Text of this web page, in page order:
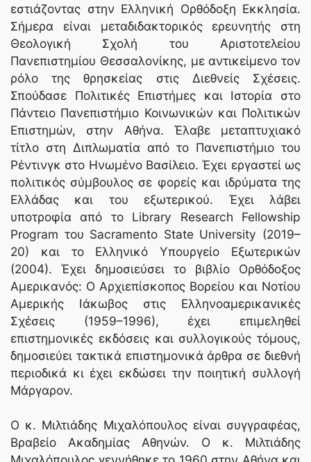
εστιάζοντας στην Ελληνική Ορθόδοξη Εκκλησία.
Σήμερα είναι μεταδιδακτορικός ερευνητής στη
Θεολογική Σχολή του Αριστοτελείου
Πανεπιστημίου Θεσσαλονίκης, με αντικείμενο τον
ρόλο της θρησκείας στις Διεθνείς Σχέσεις.
Σπούδασε Πολιτικές Επιστήμες και Ιστορία στο
Πάντειο Πανεπιστήμιο Κοινωνικών και Πολιτικών
Επιστημών, στην Αθήνα. Έλαβε μεταπτυχιακό
τίτλο στη Διπλωματία από το Πανεπιστήμιο του
Ρέντινγκ στο Ηνωμένο Βασίλειο. Έχει εργαστεί ως
πολιτικός σύμβουλος σε φορείς και ιδρύματα της
Ελλάδας και του εξωτερικού. Έχει λάβει
υποτροφία από το Library Research Fellowship
Program του Sacramento State University (2019–
20) και το Ελληνικό Υπουργείο Εξωτερικών
(2004). Έχει δημοσιεύσει το βιβλίο Ορθόδοξος
Αμερικανός: Ο Αρχιεπίσκοπος Βορείου και Νοτίου
Αμερικής Ιάκωβος στις Ελληνοαμερικανικές
Σχέσεις (1959–1996), έχει επιμεληθεί
επιστημονικές εκδόσεις και συλλογικούς τόμους,
δημοσιεύει τακτικά επιστημονικά άρθρα σε διεθνή
περιοδικά κι έχει εκδώσει την ποιητική συλλογή
Μάργαρον.
Ο κ. Μιλτιάδης Μιχαλόπουλος είναι συγγραφέας,
Βραβείο Ακαδημίας Αθηνών. Ο κ. Μιλτιάδης